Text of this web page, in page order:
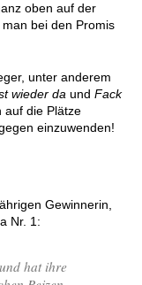
oben auf der
bei den Promis
unter anderem
wieder da und Fack
auf die Plätze
einzuwenden!
Gewinnerin,
Nr. 1:
hat ihre